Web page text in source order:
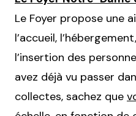
Le Foyer propose une
l’accueil,
l’insertion des
avez déjà vu passer
collectes, sachez que